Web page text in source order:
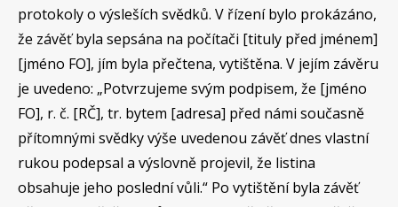
protokoly o výsleších svědků. V řízení bylo prokázáno,
že závěť byla sepsána na počítači [tituly před jménem]
[jméno FO], jím byla přečtena, vytištěna. V jejím závěru
je uvedeno: „Potvrzujeme svým podpisem, že [jméno
FO], r. č. [RČ], tr. bytem [adresa] před námi současně
přítomnými svědky výše uvedenou závěť dnes vlastní
rukou podepsal a výslovně projevil, že listina
obsahuje jeho poslední vůli.“ Po vytištění byla závěť